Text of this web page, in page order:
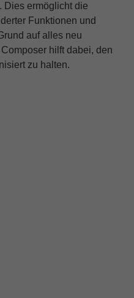
Dies ermöglicht die
Funktionen und
auf alles neu
hilft dabei, den
zu halten.